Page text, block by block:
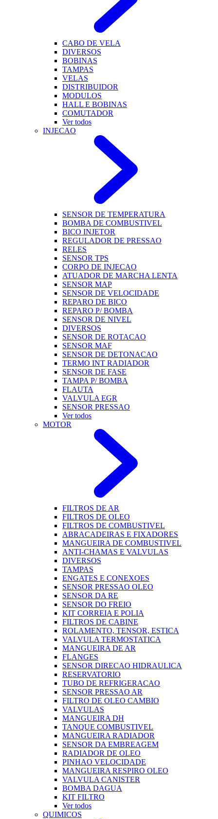
CABO DE VELA
DIVERSOS
BOBINAS
TAMPAS
VELAS
DISTRIBUIDOR
MODULOS
HALL E BOBINAS
COMUTADOR
Ver todos
INJECAO
SENSOR DE TEMPERATURA
BOMBA DE COMBUSTIVEL
BICO INJETOR
REGULADOR DE PRESSAO
RELES
SENSOR TPS
CORPO DE INJECAO
ATUADOR DE MARCHA LENTA
SENSOR MAP
SENSOR DE VELOCIDADE
REPARO DE BICO
REPARO P/ BOMBA
SENSOR DE NIVEL
DIVERSOS
SENSOR DE ROTACAO
SENSOR MAF
SENSOR DE DETONACAO
TERMO INT RADIADOR
SENSOR DE FASE
TAMPA P/ BOMBA
FLAUTA
VALVULA EGR
SENSOR PRESSAO
Ver todos
MOTOR
FILTROS DE AR
FILTROS DE OLEO
FILTROS DE COMBUSTIVEL
ABRACADEIRAS E FIXADORES
MANGUEIRA DE COMBUSTIVEL
ANTI-CHAMAS E VALVULAS
DIVERSOS
TAMPAS
ENGATES E CONEXOES
SENSOR PRESSAO OLEO
SENSOR DA RE
SENSOR DO FREIO
KIT CORREIA E POLIA
FILTROS DE CABINE
ROLAMENTO, TENSOR, ESTICA
VALVULA TERMOSTATICA
MANGUEIRA DE AR
FLANGES
SENSOR DIRECAO HIDRAULICA
RESERVATORIO
TUBO DE REFRIGERACAO
SENSOR PRESSAO AR
FILTRO DE OLEO CAMBIO
VALVULAS
MANGUEIRA DH
TANQUE COMBUSTIVEL
MANGUEIRA RADIADOR
SENSOR DA EMBREAGEM
RADIADOR DE OLEO
PINHAO VELOCIDADE
MANGUEIRA RESPIRO OLEO
VALVULA CANISTER
BOMBA DAGUA
KIT FILTRO
Ver todos
QUIMICOS